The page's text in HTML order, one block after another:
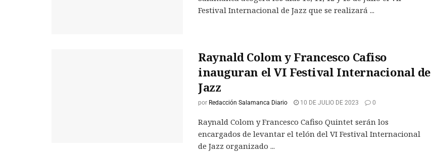
Festival Internacional de Jazz que se realizará ...
Raynald Colom y Francesco Cafiso
inauguran el VI Festival Internacional de
Jazz
por Redacción Salamanca Diario 10 DE JULIO DE 2023 0
Raynald Colom y Francesco Cafiso Quintet serán los
encargados de levantar el telón del VI Festival Internacional
de Jazz organizado ...